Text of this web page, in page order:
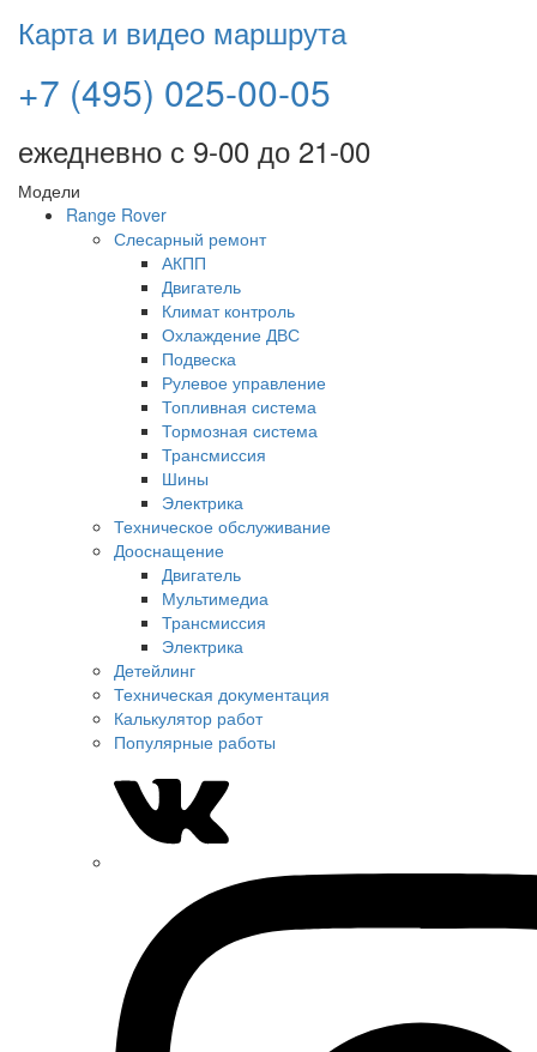
Карта и видео маршрута
+7 (495) 025-00-05
ежедневно с 9-00 до 21-00
Модели
Range Rover
Слесарный ремонт
АКПП
Двигатель
Климат контроль
Охлаждение ДВС
Подвеска
Рулевое управление
Топливная система
Тормозная система
Трансмиссия
Шины
Электрика
Техническое обслуживание
Дооснащение
Двигатель
Мультимедиа
Трансмиссия
Электрика
Детейлинг
Техническая документация
Калькулятор работ
Популярные работы